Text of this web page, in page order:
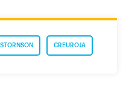
CREUROJA